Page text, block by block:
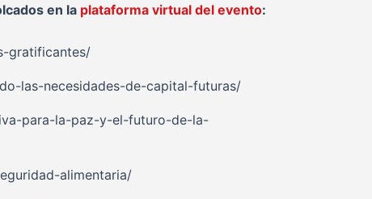
en la plataforma virtual del evento:
gratificantes/
las-necesidades-de-capital-futuras/
para-la-paz-y-el-futuro-de-la-
alimentaria/